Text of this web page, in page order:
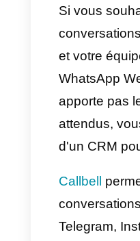
toutes
votre
meilleure
besoin